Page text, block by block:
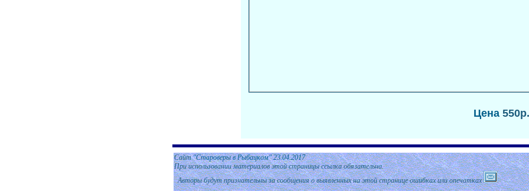
Цена550р.
Сайт"Староверы в Рыбацком" 23.04.2017
При использовании материалов этой страницы ссылка обязательна.
Авторы будут признательны за сообщения о выявленных на этой странице ошибках или опечатках